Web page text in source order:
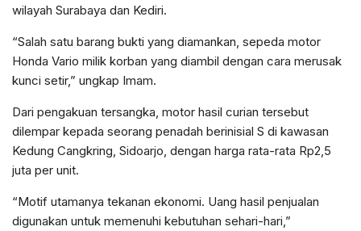
wilayah Surabaya dan Kediri.
“Salah satu barang bukti yang diamankan, sepeda motor
Honda Vario milik korban yang diambil dengan cara merusak
kunci setir,” ungkap Imam.
Dari pengakuan tersangka, motor hasil curian tersebut
dilempar kepada seorang penadah berinisial S di kawasan
Kedung Cangkring, Sidoarjo, dengan harga rata-rata Rp2,5
juta per unit.
“Motif utamanya tekanan ekonomi. Uang hasil penjualan
digunakan untuk memenuhi kebutuhan sehari-hari,”